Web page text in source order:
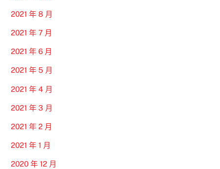
2021 年 8 月
2021 年 7 月
2021 年 6 月
2021 年 5 月
2021 年 4 月
2021 年 3 月
2021 年 2 月
2021 年 1 月
2020 年 12 月